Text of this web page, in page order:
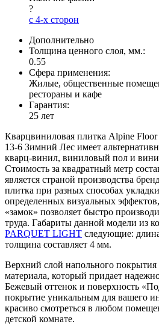
?
с 4-х сторон
Дополнительно
Толщина ценного слоя, мм.:
0.55
Сфера применения:
Жилые, общественные
рестораны и кафе
Гарантия:
25 лет
Кварцвиниловая плитка Alpine
13-6 Зимний Лес имеет
кварц-винил, виниловый пол и
Стоимость за квадратный метр
является страной производства
плитка при разных способах
определенных визуальных
«замок» позволяет быстро
труда. Габариты данной модели из
PARQUET LIGHT следующие:
толщина составляет 4 мм.
Верхний слой напольного
материала, который придает
Бежевый оттенок и поверхность
покрытие уникальным для вашего
красиво смотреться в любом
детской комнате.